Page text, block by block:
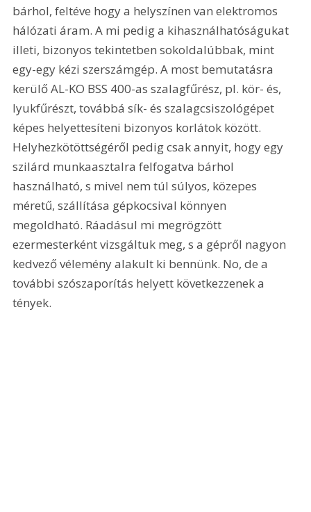
bárhol, feltéve hogy a helyszínen van elektromos
hálózati áram. A mi pedig a kihasználhatóságukat
illeti, bizonyos tekintetben sokoldalúbbak, mint
egy-egy kézi szerszámgép. A most bemutatásra
kerülő AL-KO BSS 400-as szalagfűrész, pl. kör- és,
lyukfűrészt, továbbá sík- és szalagcsiszológépet
képes helyettesíteni bizonyos korlátok között.
Helyhezkötöttségéről pedig csak annyit, hogy egy
szilárd munkaasztalra felfogatva bárhol
használható, s mivel nem túl súlyos, közepes
méretű, szállítása gépkocsival könnyen
megoldható. Ráadásul mi megrögzött
ezermesterként vizsgáltuk meg, s a gépről nagyon
kedvező vélemény alakult ki bennünk. No, de a
további szószaporítás helyett következzenek a
tények.